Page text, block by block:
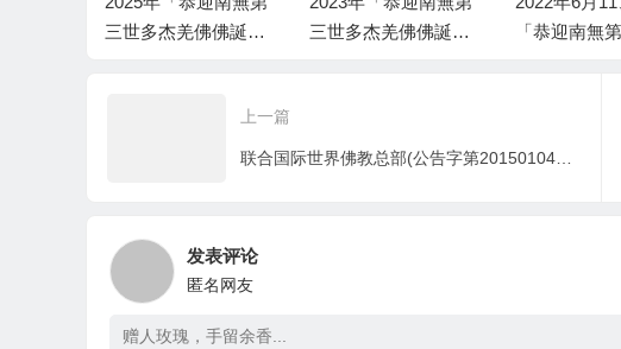
三世多杰羌佛佛誕」
三世多杰羌佛佛誕及
尊的講話内容
「恭迎南無
上一篇
发表评论
匿名网友